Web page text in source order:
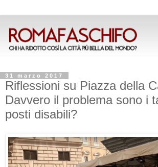
31 marzo 2017
Riflessioni su Piazza della
Davvero il problema sono i
posti disabili?